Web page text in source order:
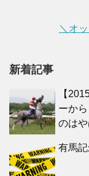
＼オ
新着記事
【
ーか
のは
有馬